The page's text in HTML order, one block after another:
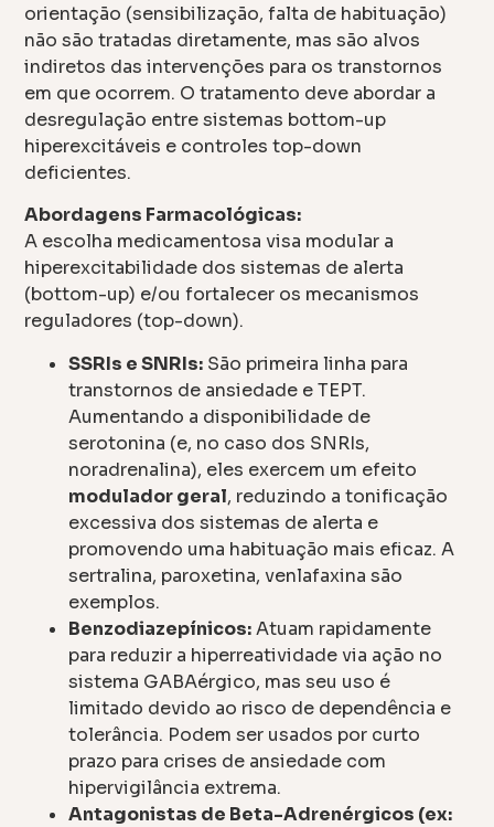
orientação (sensibilização, falta de habituação)
não são tratadas diretamente, mas são alvos
indiretos das intervenções para os transtornos
em que ocorrem. O tratamento deve abordar a
desregulação entre sistemas bottom-up
hiperexcitáveis e controles top-down
deficientes.
Abordagens Farmacológicas:
A escolha medicamentosa visa modular a
hiperexcitabilidade dos sistemas de alerta
(bottom-up) e/ou fortalecer os mecanismos
reguladores (top-down).
SSRIs e SNRIs: São primeira linha para
transtornos de ansiedade e TEPT.
Aumentando a disponibilidade de
serotonina (e, no caso dos SNRIs,
noradrenalina), eles exercem um efeito
modulador geral, reduzindo a tonificação
excessiva dos sistemas de alerta e
promovendo uma habituação mais eficaz. A
sertralina, paroxetina, venlafaxina são
exemplos.
Benzodiazepínicos:Atuam rapidamente
para reduzir a hiperreatividade via ação no
sistema GABAérgico, mas seu uso é
limitado devido ao risco de dependência e
tolerância. Podem ser usados por curto
prazo para crises de ansiedade com
hipervigilância extrema.
Antagonistas de Beta-Adrenérgicos (ex: